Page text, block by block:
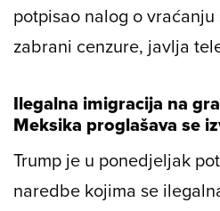
potpisao nalog o
zabrani cenzure, javlja
Ilegalna imigracija na
Meksika proglašava se
Trump je u ponedjeljak
naredbe kojima se